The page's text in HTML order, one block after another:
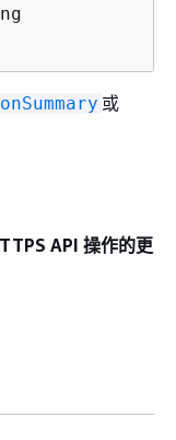
或
API 操作的更